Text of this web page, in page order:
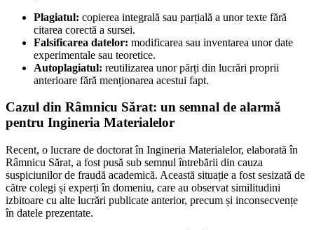
Plagiatul: copierea integrală sau parțială a unor texte fără
citarea corectă a sursei.
Falsificarea datelor: modificarea sau inventarea unor date
experimentale sau teoretice.
Autoplagiatul: reutilizarea unor părți din lucrări proprii
anterioare fără menționarea acestui fapt.
Cazul din Râmnicu Sărat: un semnal de alarmă
pentru Ingineria Materialelor
Recent, o lucrare de doctorat în Ingineria Materialelor, elaborată în
Râmnicu Sărat, a fost pusă sub semnul întrebării din cauza
suspiciunilor de fraudă academică. Această situație a fost sesizată de
către colegi și experți în domeniu, care au observat similitudini
izbitoare cu alte lucrări publicate anterior, precum și inconsecvențe
în datele prezentate.